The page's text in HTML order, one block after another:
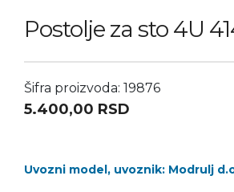
Postolje za sto 4U
Šifra proizvoda: 19876
5.400,00 RSD
Uvozni model, uvoznik: Modrulj